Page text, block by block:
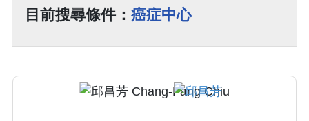
目前搜尋條件： 癌症中心